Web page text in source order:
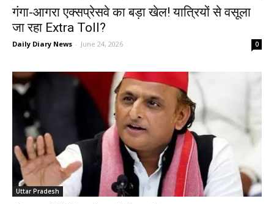
गंगा-आगरा एक्सप्रेसवे का बड़ा खेल! यात्रियों से वसूला
जा रहा Extra Toll?
Daily Diary News - June 24, 2026 0
Uttar Pradesh